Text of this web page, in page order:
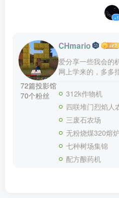
+1
72篇投影馆
70个粉丝
CHmario
爱分享一些我会的
网上学来的，多多
312k作物机
四联堆门烈焰人
三废石农场
无粉烧煤320熔
七种树场集锦
配方酿药机